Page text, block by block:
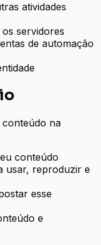
atividades
servidores
de automação
na
conteúdo
usar, reproduzir e
esse
e